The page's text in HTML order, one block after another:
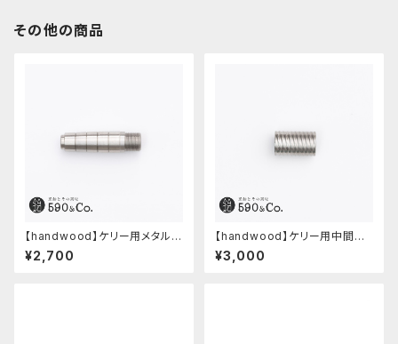
その他の商品
【handwood】ケリー用メタルグ
¥2,700
【handwood】ケリー用中間パ
ーツ/カスタムグリップ (多条/ス
テンレス)
¥3,000